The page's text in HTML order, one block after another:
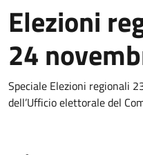
Elezioni
24
Speciale Elezioni regionali
dell’Ufficio elettorale del